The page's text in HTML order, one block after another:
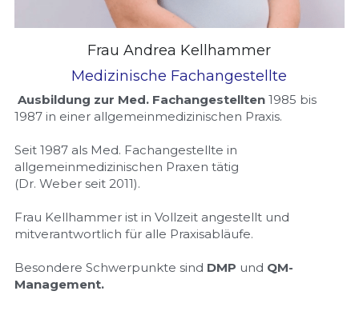
Frau Andrea Kellhammer
Medizinische Fachangestellte
Ausbildung zur Med. Fachangestellten 1985 bis
1987 in einer allgemeinmedizinischen Praxis.
Seit 1987 als Med. Fachangestellte in
allgemeinmedizinischen Praxen tätig
(Dr. Weber seit 2011).
Frau Kellhammer ist in Vollzeit angestellt und
mitverantwortlich für alle Praxisabläufe.
Besondere Schwerpunkte sind DMP und QM-
Management.